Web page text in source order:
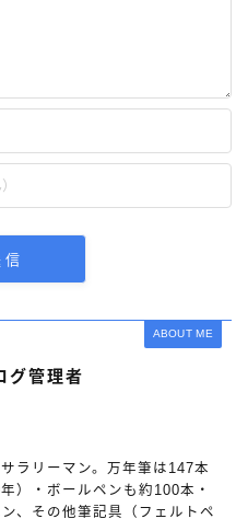
ABOUT ME
グ管理者
ラリーマン。万年筆は147本
）・ボールペンも約100本・
、その他筆記具（フェルトペ